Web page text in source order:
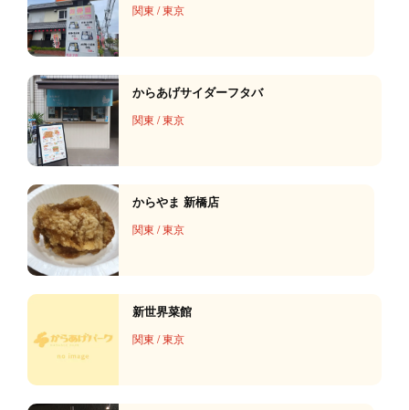
関東 /東京
からあげサイダーフタバ
関東 /東京
からやま 新橋店
関東 /東京
新世界菜館
関東 /東京